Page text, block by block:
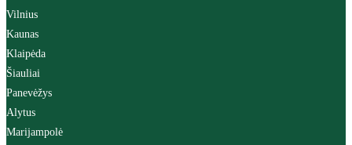
Vilnius
Kaunas
Klaipėda
Šiauliai
Panevėžys
Alytus
Marijampolė